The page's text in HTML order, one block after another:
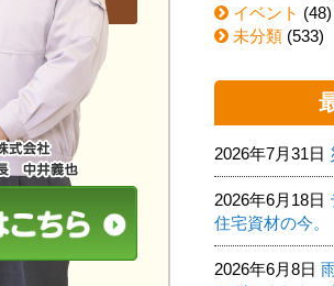
イベント (48)
未分類 (533)
2026年7月31日
2026年6月18日
住宅資材の今。
2026年6月8日